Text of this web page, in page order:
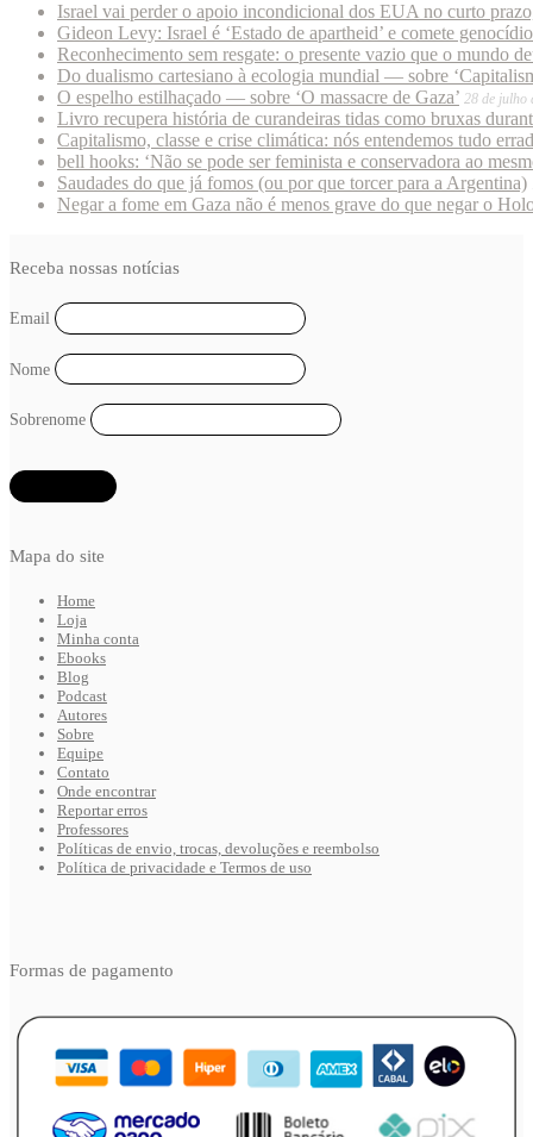
Israel vai perder o apoio incondicional dos EUA no curto
Gideon Levy: Israel é ‘Estado de apartheid’ e comete
Reconhecimento sem resgate: o presente vazio que o mundo
Do dualismo cartesiano à ecologia mundial — sobre
O espelho estilhaçado — sobre ‘O massacre de Gaza’ 28 de julho
Livro recupera história de curandeiras tidas como bruxas
Capitalismo, classe e crise climática: nós entendemos tudo
bell hooks: ‘Não se pode ser feminista e conservadora ao
Saudades do que já fomos (ou por que torcer para a Argentina)
Negar a fome em Gaza não é menos grave do que negar o
Mapa do site
Home
Loja
Minha conta
Ebooks
Blog
Podcast
Autores
Sobre
Equipe
Contato
Onde encontrar
Reportar erros
Professores
Políticas de envio, trocas, devoluções e reembolso
Política de privacidade e Termos de uso
Receba nossas notícias
Email
Nome
Sobrenome
Formas de pagamento